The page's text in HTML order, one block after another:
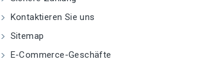
Kontaktieren Sie uns
Sitemap
E-Commerce-Geschäfte